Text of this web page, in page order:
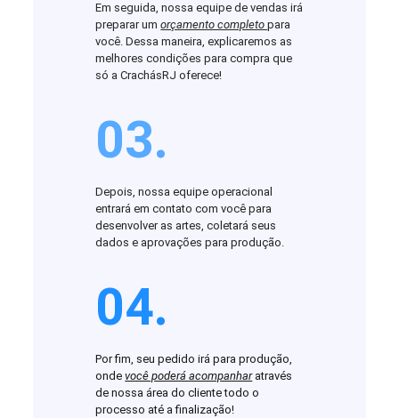
Em seguida, nossa equipe de vendas irá
preparar umorçamento completopara
você. Dessa maneira, explicaremos as
melhores condições para compra que
só a CrachásRJ oferece!
03.
Depois, nossa equipe operacional
entrará em contato com você para
desenvolver as artes, coletará seus
dados e aprovações para produção.
04.
Por fim, seu pedido irá para produção,
ondevocê poderá acompanharatravés
de nossa área do cliente todo o
processo até a finalização!